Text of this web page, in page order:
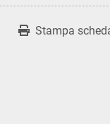
Stampa